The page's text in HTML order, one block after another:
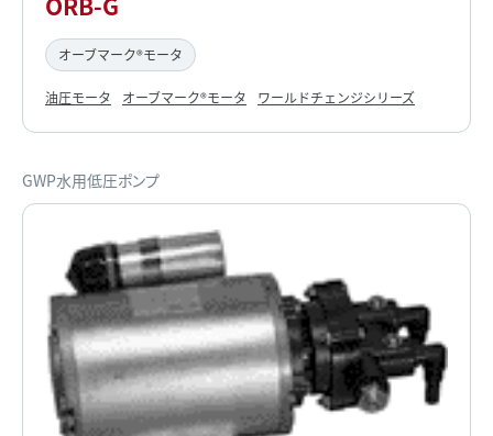
オーブマーク®モータ
油圧モータ オーブマーク®モータ ワールドチェンジシリーズ
GWP水用低圧ポンプ